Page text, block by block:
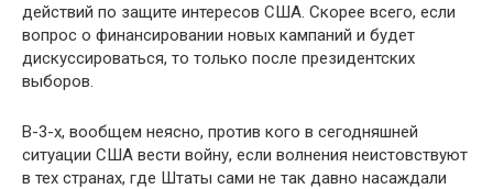
действий по защите интересов США. Скорее всего, если
вопрос о финансировании новых кампаний и будет
дискуссироваться, то только после президентских
выборов.
В-3-х, вообщем неясно, против кого в сегодняшней
ситуации США вести войну, если волнения неистовствуют
в тех странах, где Штаты сами не так давно насаждали